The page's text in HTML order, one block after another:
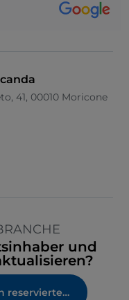
41, 00010 Moricone
und
Greifen Sie jetzt auf Ihren reservierten Bereich zu